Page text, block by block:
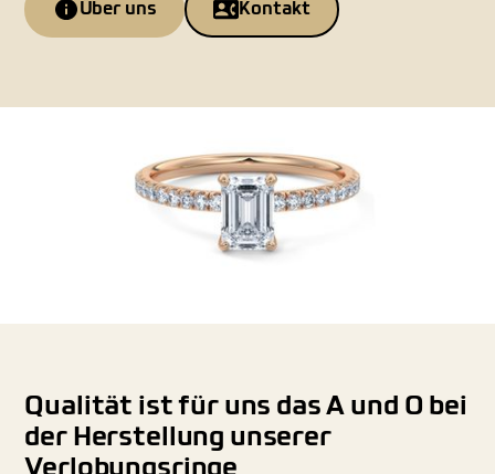
Über uns Kontakt
Qualität ist für uns das A und O bei
der Herstellung unserer